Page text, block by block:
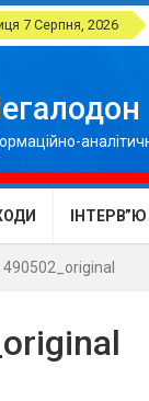
7 Серпня, 2026
ІНТЕРВ”Ю
490502_original